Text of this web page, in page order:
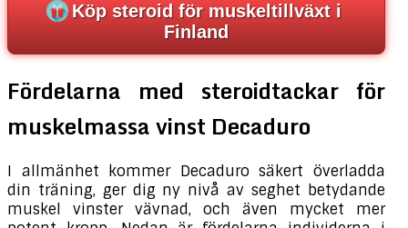
Köp steroid för muskeltillväxt i
Finland
Fördelarna med steroidtackar för
muskelmassa vinst Decaduro
I allmänhet kommer Decaduro säkert överladda
din träning, ger dig ny nivå av seghet betydande
muskel vinster vävnad, och även mycket mer